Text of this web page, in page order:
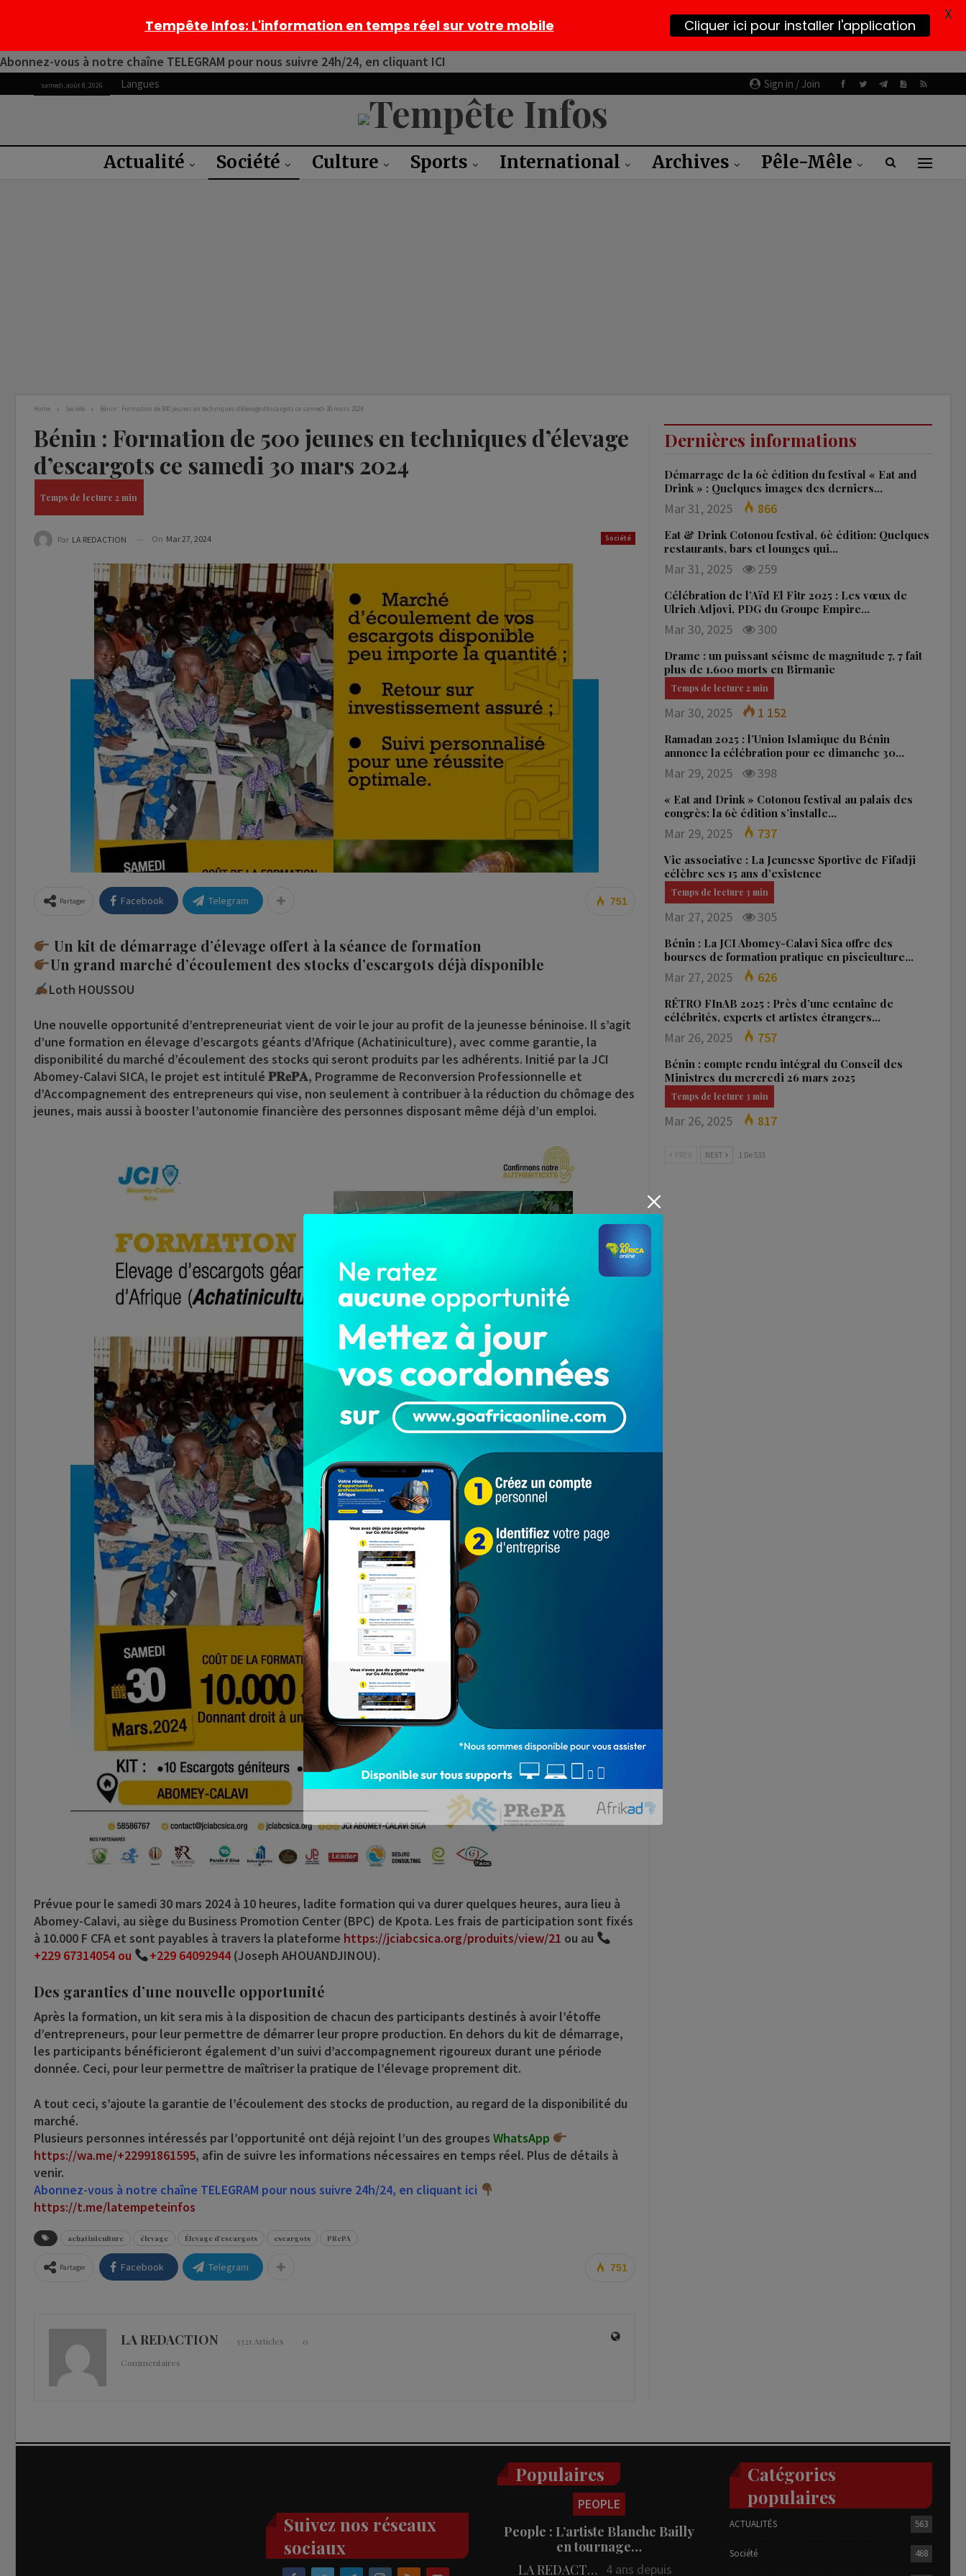
Abonnez-vous à notre chaîne TELEGRAM pour nous suivre 24h/24, en cliquant ICI
Sign in / Join
samedi, août 8, 2026 Langues
Actualité Société Culture Sports International Archives Pêle-Mêle
Home Société Bénin : Formation de 500 jeunes en techniques d’élevage d’escargots ce samedi 30 mars 2024
Bénin : Formation de 500 jeunes en techniques d’élevage
d’escargots ce samedi 30 mars 2024
Société
Par LA REDACTION On Mar 27, 2024
751
Partager Facebook Telegram
Un kit de démarrage d’élevage offert à la séance de formation
Un grand marché d’écoulement des stocks d’escargots déjà disponible
Loth HOUSSOU
Une nouvelle opportunité d’entrepreneuriat vient de voir le jour au profit de la jeunesse béninoise. Il s’agit
d’une formation en élevage d’escargots géants d’Afrique (Achatiniculture), avec comme garantie, la
disponibilité du marché d’écoulement des stocks qui seront produits par les adhérents. Initié par la JCI
Abomey-Calavi SICA, le projet est intitulé 𝐏𝐑𝐞𝐏𝐀, Programme de Reconversion Professionnelle et
d’Accompagnement des entrepreneurs qui vise, non seulement à contribuer à la réduction du chômage des
jeunes, mais aussi à booster l’autonomie financière des personnes disposant même déjà d’un emploi.
Prévue pour le samedi 30 mars 2024 à 10 heures, ladite formation qui va durer quelques heures, aura lieu à
Abomey-Calavi, au siège du Business Promotion Center (BPC) de Kpota. Les frais de participation sont fixés
à 10.000 F CFA et sont payables à travers la plateforme https://jciabcsica.org/produits/view/21 ou au
+229 67314054 ou
+229 64092944(Joseph AHOUANDJINOU).
Des garanties d’une nouvelle opportunité
Après la formation, un kit sera mis à la disposition de chacun des participants destinés à avoir l’étoffe
d’entrepreneurs, pour leur permettre de démarrer leur propre production. En dehors du kit de démarrage,
les participants bénéficieront également d’un suivi d’accompagnement rigoureux durant une période
donnée. Ceci, pour leur permettre de maîtriser la pratique de l’élevage proprement dit.
A tout ceci, s’ajoute la garantie de l’écoulement des stocks de production, au regard de la disponibilité du
marché.
Plusieurs personnes intéressés par l’opportunité ont déjà rejoint l’un des groupes WhatsApp
https://wa.me/+22991861595, afin de suivre les informations nécessaires en temps réel. Plus de détails à
venir.
Abonnez-vous à notre chaîne TELEGRAM pour nous suivre 24h/24, en cliquant ici
https://t.me/latempeteinfos
achatiniculture élevage Élevage d'escargots escargots PRePA
751
Partager Facebook Telegram
LA REDACTION 5321 Articles
0
Commentaires
Dernières informations
Démarrage de la 6è édition du festival « Eat and
Drink » : Quelques images des derniers…
Mar 31, 2025 866
Eat & Drink Cotonou festival, 6è édition: Quelques
restaurants, bars et lounges qui…
Mar 31, 2025 259
Célébration de l’Aïd El Fitr 2025 : Les vœux de
Ulrich Adjovi, PDG du Groupe Empire…
Mar 30, 2025 300
Drame : un puissant séisme de magnitude 7, 7 fait
plus de 1.600 morts en Birmanie
Mar 30, 2025 1 152
Ramadan 2025 : l’Union Islamique du Bénin
annonce la célébration pour ce dimanche 30…
Mar 29, 2025 398
« Eat and Drink » Cotonou festival au palais des
congrès: la 6è édition s’installe…
Mar 29, 2025 737
Vie associative : La Jeunesse Sportive de Fifadji
célèbre ses 15 ans d’existence
Mar 27, 2025 305
Bénin : La JCI Abomey-Calavi Sica offre des
bourses de formation pratique en pisciculture…
Mar 27, 2025 626
RÉTRO FInAB 2025 : Près d’une centaine de
célébrités, experts et artistes étrangers…
Mar 26, 2025 757
Bénin : compte rendu intégral du Conseil des
Ministres du mercredi 26 mars 2025
Mar 26, 2025 817
NEXT 1 De 533
Suivez nos réseaux
sociaux
Populaires
PEOPLE
People : L’artiste Blanche Bailly
en tournage…
LA REDACTION
4 ans depuis
Catégories
populaires
ACTUALITÉS 563
Société 468
Tempête Infos: L'information en temps réel sur votre mobile Cliquer ici pour installer l'application X